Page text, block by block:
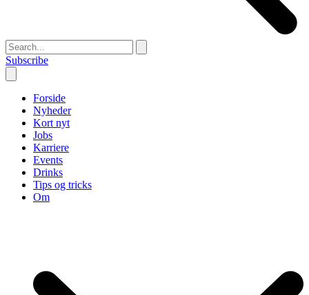
Subscribe
Forside
Nyheder
Kort nyt
Jobs
Karriere
Events
Drinks
Tips og tricks
Om